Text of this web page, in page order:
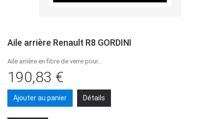
Aile arrière Renault R8 GORDINI
Aile arrière en fibre de verre pour...
190,83 €
Ajouter au panier Détails